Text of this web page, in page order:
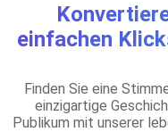
einfachen
Finden Sie eine
einzigartige
Publikum mit unserer